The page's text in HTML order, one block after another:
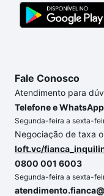
Fale Conosco
Atendimento para
Telefone e
Segunda-feira a sexta-
Negociação de taxa
loft.vc/
0800 001 6003
Segunda-feira a sexta-